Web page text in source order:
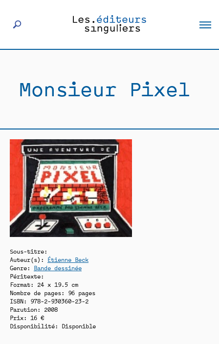
Éditeurs
Actualités
Rencontres
Monsieur Pixel
Sous-titre:
Auteur(s): Étienne Beck
Genre: Bande dessinée
Péritexte:
Format: 24 x 19.5 cm
Nombre de pages: 96 pages
ISBN: 978-2-930360-23-2
Parution: 2008
Prix: 16 €
Disponibilité:
Disponible